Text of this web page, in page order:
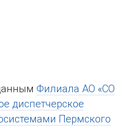
Филиала АО «СО
диспетчерское
Пермского